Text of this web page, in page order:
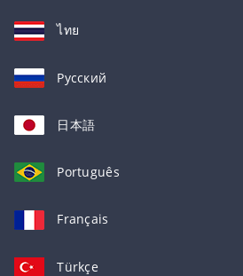
ไทย
Русский
日本語
Português
Français
Türkçe